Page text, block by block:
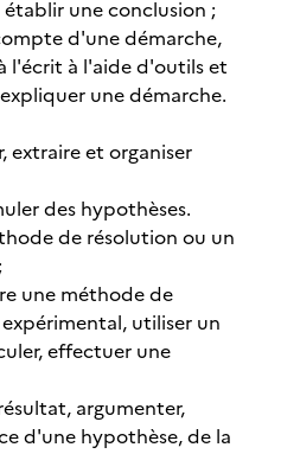
une conclusion ;
d'une démarche,
l'écrit à l'aide d'outils et
une démarche.
extraire et organiser
des hypothèses.
de résolution ou un
une méthode de
utiliser un
effectuer une
argumenter,
d'une hypothèse, de la